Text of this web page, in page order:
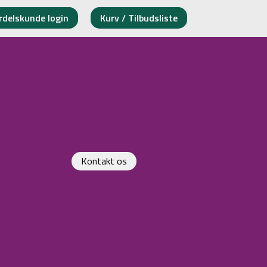
login Kurv / Tilbudsliste
Kontakt os